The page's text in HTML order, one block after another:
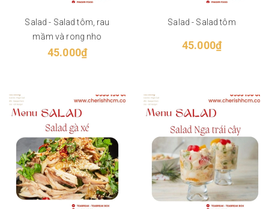
Salad - Salad tôm, rau
mầm và rong nho
45.000₫
Salad - Salad tôm
45.000₫